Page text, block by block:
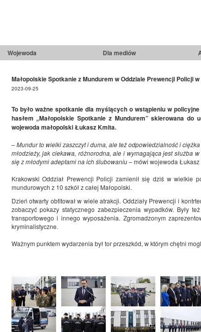
Wojewoda Dla mediów
Małopolskie Spotkanie z Mundurem w Oddziale Prewencji Policji
2023-09-25
To było ważne spotkanie dla myślących o wstąpieniu w
hasłem „Małopolskie Spotkanie z Mundurem” skierowana
wojewoda małopolski Łukasz Kmita.
–Mundur to wielki zaszczyt i duma, ale też odpowiedzialność i
młodzieży, jak ciekawa, różnorodna, ale i wymagająca jest służba
się z młodymi adeptami na ich ślubowaniu– mówi wojewoda Łukasz
Krakowski Oddział Prewencji Policji zamienił się dziś w wielkie
mundurowych z 10 szkół z całej Małopolski.
Dzień otwarty obfitował w wiele atrakcji. Oddziały Prewencji i
zobaczyć pokazy statycznego zabezpieczenia wypadków. Były
transportowego i innego wyposażenia. Zgromadzonym
kryminalistyczne.
Ważnym punktem wydarzenia był tor przeszkód, w którym chętni